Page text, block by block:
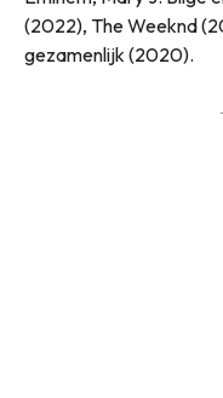
(2022), The Weeknd
gezamenlijk (2020).